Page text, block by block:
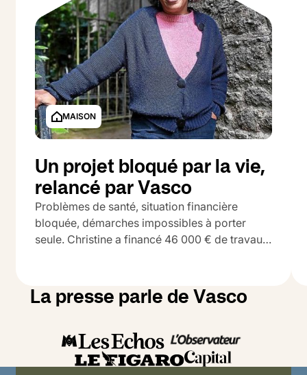
MAISON
Un projet bloqué par la vie,
relancé par Vasco
Problèmes de santé, situation financière
bloquée, démarches impossibles à porter
seule. Christine a financé 46 000 € de travaux
Travaux Quote-Part Plus-value
La presse parle de Vasco